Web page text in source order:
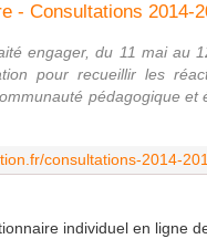
- Consultations 2014-
engager, du 11 mai au
pour recueillir les
pédagogique et
individuel en ligne